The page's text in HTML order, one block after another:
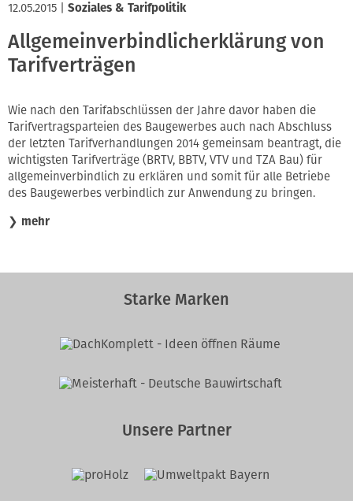
12.05.2015 Soziales & Tarifpolitik
Allgemeinverbindlicherklärung von
Tarifverträgen
Wie nach den Tarifabschlüssen der Jahre davor haben die
Tarifvertragsparteien des Baugewerbes auch nach Abschluss
der letzten Tarifverhandlungen 2014 gemeinsam beantragt, die
wichtigsten Tarifverträge (BRTV, BBTV, VTV und TZA Bau) für
allgemeinverbindlich zu erklären und somit für alle Betriebe
des Baugewerbes verbindlich zur Anwendung zu bringen.
❯ mehr
Starke Marken
Unsere Partner